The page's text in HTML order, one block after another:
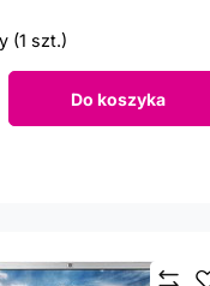
(1 szt.)
Do koszyka